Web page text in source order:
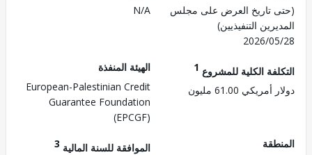
تاريخ العرض على مجلس
التنفيذيين)
2026/
N/A
الكلية للمشروع1
61.00 مليون
الهيئة المنفذة
European-Palestinian Credit
Guarantee Foundation
(EPCGF)
الموافقة للسنة المالية3